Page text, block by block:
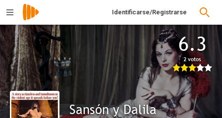
Identificarse/Registrarse
6.3
2 votos
Sansón y Dalila